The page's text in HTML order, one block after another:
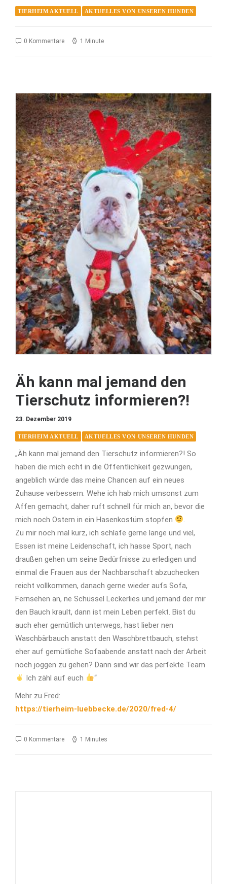
TIERHEIM AKTUELL AKTUELLES VON UNSEREN HUNDEN
0 Kommentare 1 Minute
Äh kann mal jemand den
Tierschutz informieren?!
23. Dezember 2019
TIERHEIM AKTUELL AKTUELLES VON UNSEREN HUNDEN
„Äh kann mal jemand den Tierschutz informieren?! So
haben die mich echt in die Öffentlichkeit gezwungen,
angeblich würde das meine Chancen auf ein neues
Zuhause verbessern. Wehe ich hab mich umsonst zum
Affen gemacht, daher ruft schnell für mich an, bevor die
mich noch Ostern in ein Hasenkostüm stopfen
Zu mir noch mal kurz, ich schlafe gerne lange und viel,
Essen ist meine Leidenschaft, ich hasse Sport, nach
draußen gehen um seine Bedürfnisse zu erledigen und
einmal die Frauen aus der Nachbarschaft abzuchecken
reicht vollkommen, danach gerne wieder aufs Sofa,
Fernsehen an, ne Schüssel Leckerlies und jemand der mir
den Bauch krault, dann ist mein Leben perfekt. Bist du
auch eher gemütlich unterwegs, hast lieber nen
Waschbärbauch anstatt den Waschbrettbauch, stehst
eher auf gemütliche Sofaabende anstatt nach der Arbeit
noch joggen zu gehen? Dann sind wir das perfekte Team
Ich zähl auf euch
“
Mehr zu Fred:
https://tierheim-luebbecke.de/2020/fred-4/
0 Kommentare 1 Minutes